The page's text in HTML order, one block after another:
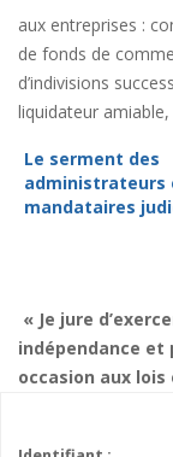
aux entreprises :
de fonds de
d’indivisions
liquidateur amiable,
Le serment des
administrateurs
mandataires
« Je jure
indépendance
occasion aux